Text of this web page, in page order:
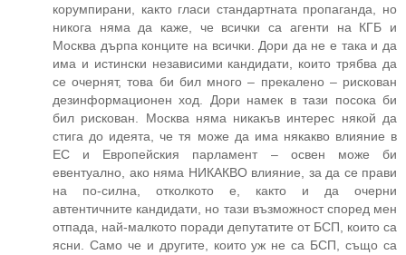
корумпирани, както гласи стандартната пропаганда, но
никога няма да каже, че всички са агенти на КГБ и
Москва дърпа конците на всички. Дори да не е така и да
има и истински независими кандидати, които трябва да
се очернят, това би бил много – прекалено – рискован
дезинформационен ход. Дори намек в тази посока би
бил рискован. Москва няма никакъв интерес някой да
стига до идеята, че тя може да има някакво влияние в
ЕС и Европейския парламент – освен може би
евентуално, ако няма НИКАКВО влияние, за да се прави
на по-силна, отколкото е, както и да очерни
автентичните кандидати, но тази възможност според мен
отпада, най-малкото поради депутатите от БСП, които са
ясни. Само че и другите, които уж не са БСП, също са